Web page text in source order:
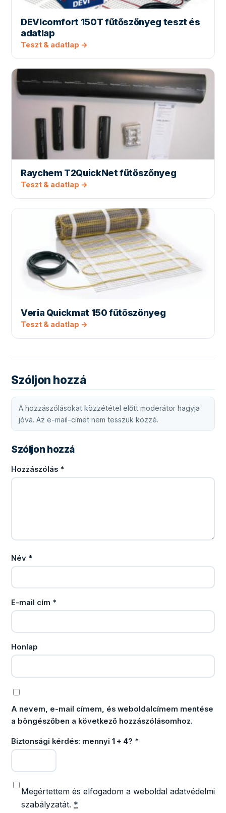
DEVIcomfort 150T fűtőszőnyeg teszt és
adatlap
Teszt & adatlap →
Raychem T2QuickNet fűtőszőnyeg
Teszt & adatlap →
Veria Quickmat 150 fűtőszőnyeg
Teszt & adatlap →
Szóljon hozzá
A hozzászólásokat közzététel előtt moderátor hagyja
jóvá. Az e-mail-címet nem tesszük közzé.
Szóljon hozzá
Hozzászólás *
Név *
E-mail cím *
Honlap
A nevem, e-mail címem, és weboldalcímem mentése
a böngészőben a következő hozzászólásomhoz.
Biztonsági kérdés: mennyi 1 + 4? *
Megértettem és elfogadom a weboldal adatvédelmi
szabályzatát. *